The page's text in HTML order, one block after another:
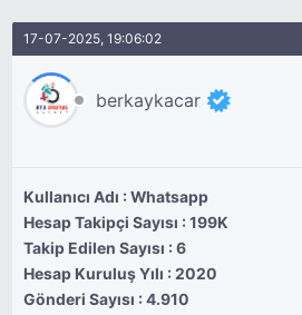
17-07-2025, 19:06:02
berkaykacar
Kullanıcı Adı :Whatsapp
Hesap Takipçi Sayısı : 199K
Takip Edilen Sayısı : 6
Hesap Kuruluş Yılı : 2020
Gönderi Sayısı : 4.910